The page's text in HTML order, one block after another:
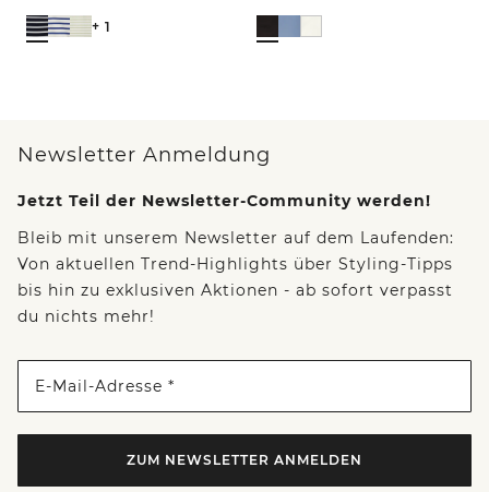
+ 1
Newsletter Anmeldung
Jetzt Teil der Newsletter-Community werden!
Bleib mit unserem Newsletter auf dem Laufenden:
Von aktuellen Trend-Highlights über Styling-Tipps
bis hin zu exklusiven Aktionen - ab sofort verpasst
du nichts mehr!
E-Mail-Adresse *
ZUM NEWSLETTER ANMELDEN